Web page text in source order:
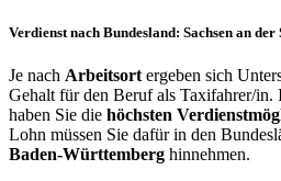
Verdienst nach Bundesland: Sachsen an
Je nach Arbeitsort ergeben sich
Gehalt für den Beruf als Taxifahrer/in.
haben Sie die höchsten
Lohn müssen Sie dafür in den
Baden-Württemberg hinnehmen.